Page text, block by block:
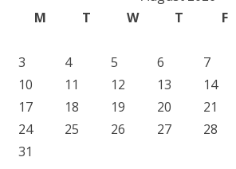
M
T W T F
3
4 5 6 7
10
11 12 13 14
17
18 19 20 21
24
25 26 27 28
31